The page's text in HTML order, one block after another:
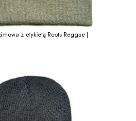
z etykietą Roots Reggae |